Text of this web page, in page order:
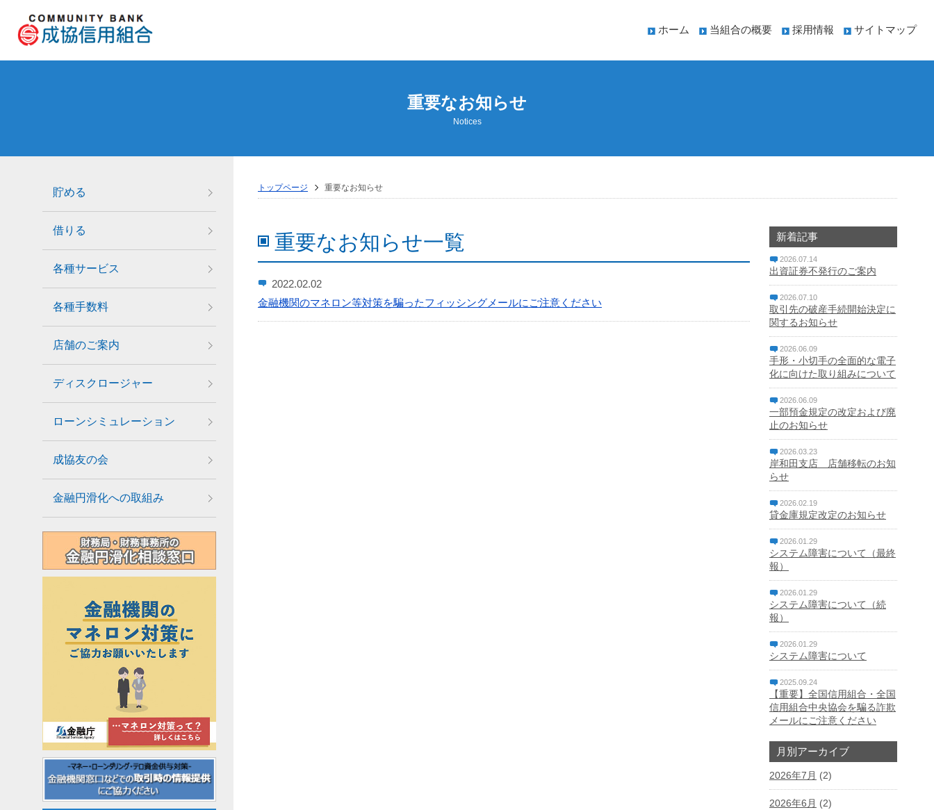
ホーム 当組合の概要 採用情報 サイトマップ
重要なお知らせ
Notices
トップページ 重要なお知らせ
重要なお知らせ一覧
2022.02.02
金融機関のマネロン等対策を騙ったフィッシングメールにご注意ください
新着記事
2026.07.14
出資証券不発行のご案内
2026.07.10
取引先の破産手続開始決定に
関するお知らせ
2026.06.09
手形・小切手の全面的な電子
化に向けた取り組みについて
2026.06.09
一部預金規定の改定および廃
止のお知らせ
2026.03.23
岸和田支店 店舗移転のお知
らせ
2026.02.19
貸金庫規定改定のお知らせ
2026.01.29
システム障害について（最終
報）
2026.01.29
システム障害について（続
報）
2026.01.29
システム障害について
2025.09.24
【重要】全国信用組合・全国
信用組合中央協会を騙る詐欺
メールにご注意ください
月別アーカイブ
2026年7月 (2)
2026年6月 (2)
貯める
借りる
各種サービス
各種手数料
店舗のご案内
ディスクロージャー
ローンシミュレーション
成協友の会
金融円滑化への取組み